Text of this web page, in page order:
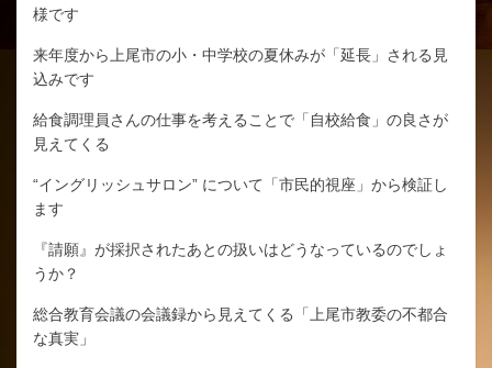
様です
来年度から上尾市の小・中学校の夏休みが「延長」される見
込みです
給食調理員さんの仕事を考えることで「自校給食」の良さが
見えてくる
“イングリッシュサロン” について「市民的視座」から検証し
ます
『請願』が採択されたあとの扱いはどうなっているのでしょ
うか？
総合教育会議の会議録から見えてくる「上尾市教委の不都合
な真実」